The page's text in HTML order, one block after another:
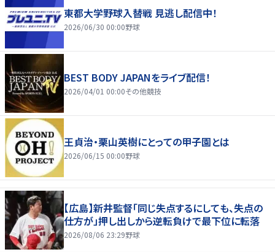
東都大学野球入替戦 見逃し配信中！
2026/06/30 00:00野球
BEST BODY JAPANをライブ配信！
2026/04/01 00:00その他競技
王貞治・栗山英樹にとっての甲子園とは
2026/06/15 00:00野球
【広島】新井監督「同じ失点するにしても、失点の
仕方が」押し出しから逆転負けで最下位に転落
2026/08/06 23:29野球